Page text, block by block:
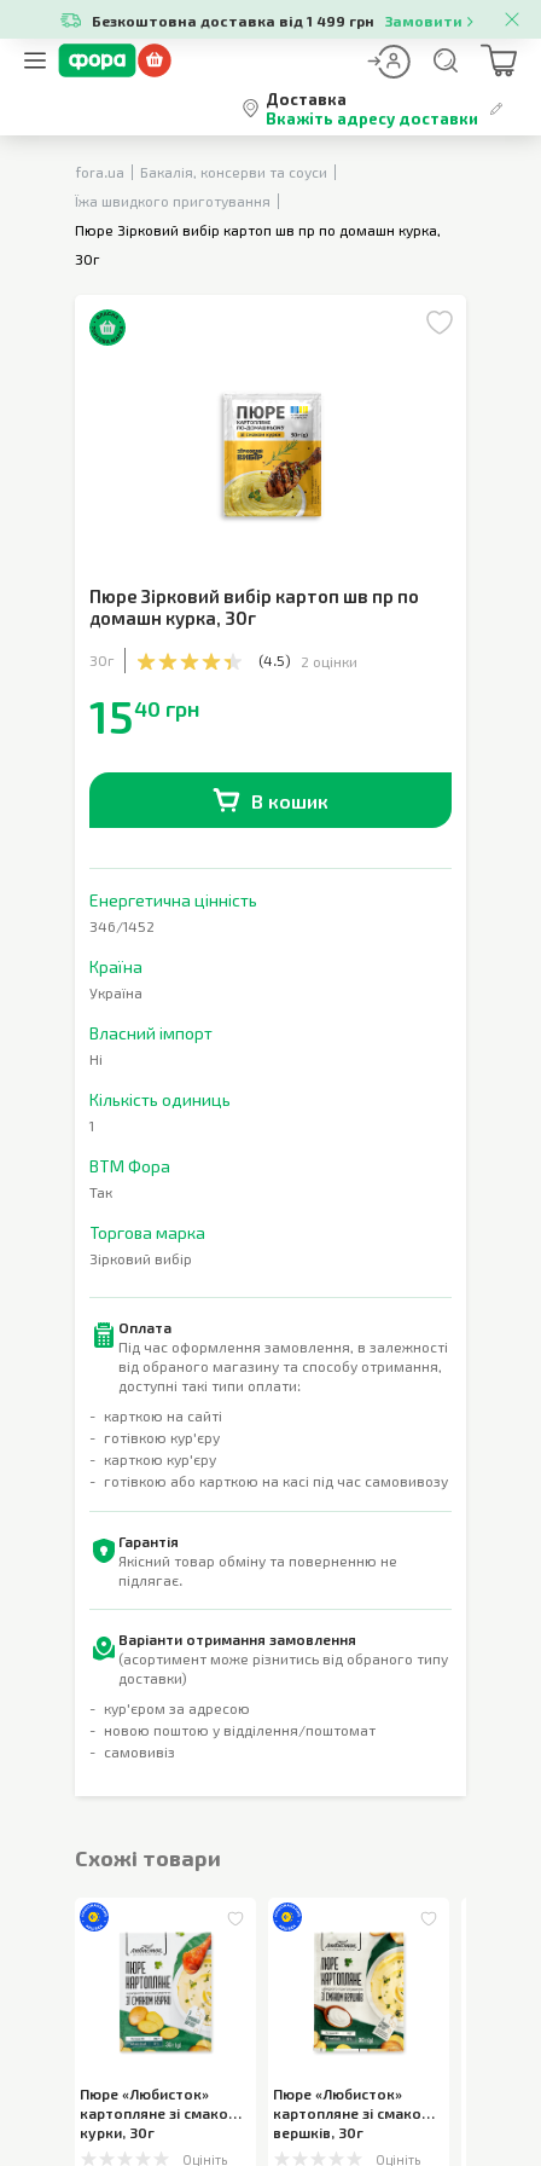
Безкоштовна доставка від 1 499 грн Замовити
Доставка
Вкажіть адресу доставки
fora.ua
Бакалія, консерви та соуси
Їжа швидкого приготування
Пюре Зірковий вибір картоп шв пр по домашн курка,
30г
Пюре Зірковий вибір картоп шв пр по
домашн курка, 30г
30г (4.5) 2 оцінки
1540 грн
В кошик
Енергетична цінність
346/1452
Країна
Україна
Власний імпорт
Ні
Кількість одиниць
1
ВТМ Фора
Так
Торгова марка
Зірковий вибір
Оплата
Під час оформлення замовлення, в залежності
від обраного магазину та способу отримання,
доступні такі типи оплати:
карткою на сайті
готівкою кур'єру
карткою кур'єру
готівкою або карткою на касі під час самовивозу
Гарантія
Якісний товар обміну та поверненню не
підлягає.
Варіанти отримання замовлення
(асортимент може різнитись від обраного типу
доставки)
кур'єром за адресою
новою поштою у відділення/поштомат
самовивіз
Cхожі товари
Пюре «Любисток»
картопляне зі смаком
курки, 30г
Оцініть
Пюре «Любисток»
картопляне зі смаком
вершків, 30г
Оцініть